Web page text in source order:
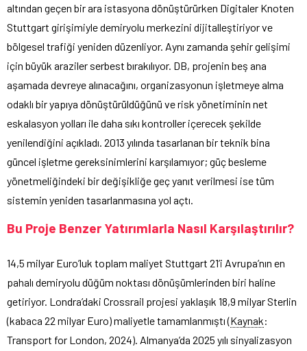
altından geçen bir ara istasyona dönüştürürken Digitaler Knoten
Stuttgart girişimiyle demiryolu merkezini dijitalleştiriyor ve
bölgesel trafiği yeniden düzenliyor. Aynı zamanda şehir gelişimi
için büyük araziler serbest bırakılıyor. DB, projenin beş ana
aşamada devreye alınacağını, organizasyonun işletmeye alma
odaklı bir yapıya dönüştürüldüğünü ve risk yönetiminin net
eskalasyon yolları ile daha sıkı kontroller içerecek şekilde
yenilendiğini açıkladı. 2013 yılında tasarlanan bir teknik bina
güncel işletme gereksinimlerini karşılamıyor; güç besleme
yönetmeliğindeki bir değişikliğe geç yanıt verilmesi ise tüm
sistemin yeniden tasarlanmasına yol açtı.
Bu Proje Benzer Yatırımlarla Nasıl Karşılaştırılır?
14,5 milyar Euro’luk toplam maliyet Stuttgart 21’i Avrupa’nın en
pahalı demiryolu düğüm noktası dönüşümlerinden biri haline
getiriyor. Londra’daki Crossrail projesi yaklaşık 18,9 milyar Sterlin
(kabaca 22 milyar Euro) maliyetle tamamlanmıştı (Kaynak:
Transport for London, 2024). Almanya’da 2025 yılı sinyalizasyon